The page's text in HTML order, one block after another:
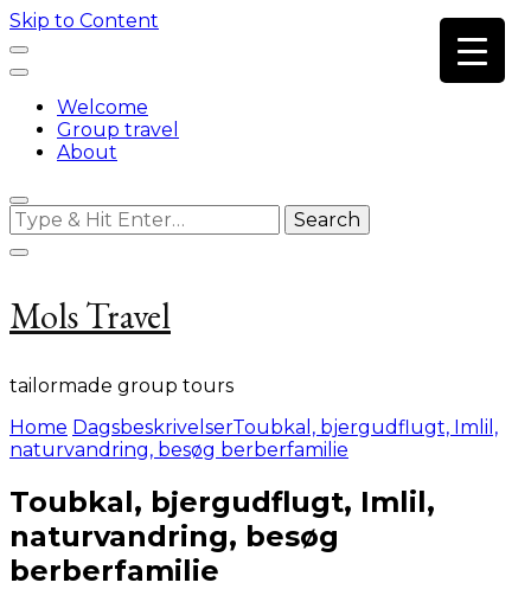
Skip to Content
Welcome
Group travel
About
Looking
for
Something?
Mols Travel
tailormade group tours
Home DagsbeskrivelserToubkal, bjergudflugt, Imlil,
naturvandring, besøg berberfamilie
Toubkal, bjergudflugt, Imlil,
naturvandring, besøg
berberfamilie